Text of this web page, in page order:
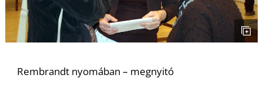
Rembrandt nyomában – megnyitó